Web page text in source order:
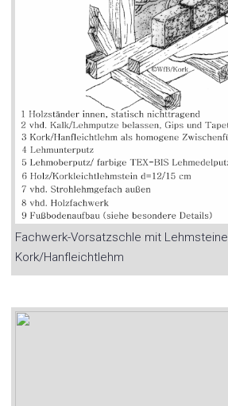
Fachwerk-Vorsatzschle mit
Kork/Hanfleichtlehm